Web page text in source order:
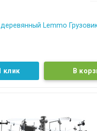
деревянный Lemmo
клик